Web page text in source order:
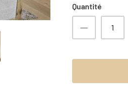
Quantité